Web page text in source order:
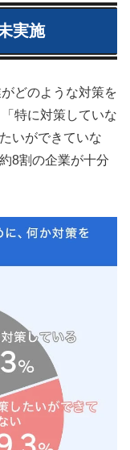
実施
どのような対策を
特に対策していな
いができていな
8割の企業が十分